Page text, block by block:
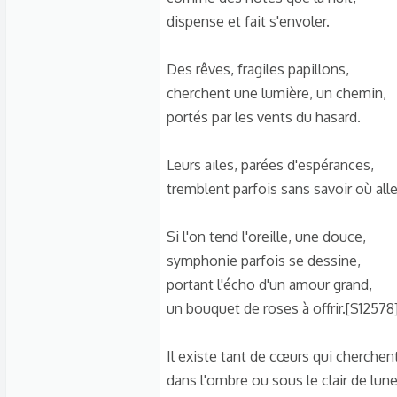
dispense et fait s'envoler.
Des rêves, fragiles papillons,
cherchent une lumière, un chemin,
portés par les vents du hasard.
Leurs ailes, parées d'espérances,
tremblent parfois sans savoir où
Si l'on tend l'oreille, une douce,
symphonie parfois se dessine,
portant l'écho d'un amour grand,
un bouquet de roses à offrir.[S12578]
Il existe tant de cœurs qui
dans l'ombre ou sous le clair de